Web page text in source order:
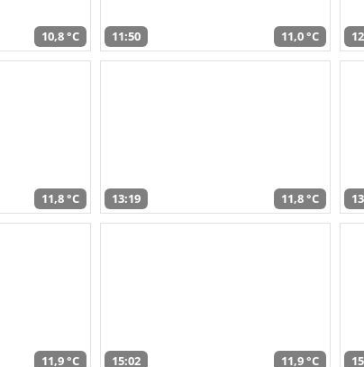
10,8 °C 11:50 11,0 °C
11,8 °C 13:19 11,8 °C
11,9 °C 15:02 11,9 °C